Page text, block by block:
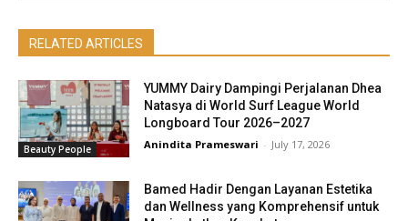
RELATED ARTICLES
Beauty People
YUMMY Dairy Dampingi Perjalanan Dhea
Natasya di World Surf League World
Longboard Tour 2026–2027
Anindita Prameswari - July 17, 2026
Bamed Hadir Dengan Layanan Estetika
dan Wellness yang Komprehensif untuk